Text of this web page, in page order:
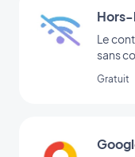
Le
sans
Gratuit